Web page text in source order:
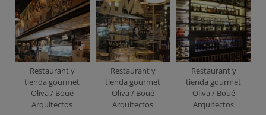
Restaurant y
tienda gourmet
Oliva / Boué
Arquitectos
Restaurant y
tienda gourmet
Oliva / Boué
Arquitectos
Restaurant y
tienda gourmet
Oliva / Boué
Arquitectos